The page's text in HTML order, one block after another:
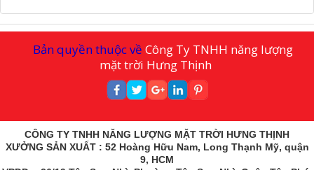
Bản quyền thuộc về Công Ty TNHH năng lượng
mặt trời Hưng Thịnh
CÔNG TY TNHH NĂNG LƯỢNG MẶT TRỜI HƯNG THỊNH
XƯỞNG SẢN XUẤT : 52 Hoàng Hữu Nam, Long Thạnh Mỹ, quận
9, HCM